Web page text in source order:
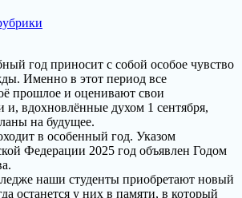
год приносит с собой особое чувство
Именно в этот период все
прошлое и оценивают свои
и, вдохновлённые духом 1 сентября,
на будущее.
в особенный год. Указом
Федерации 2025 год объявлен Годом
наши студенты приобретают новый
останется у них в памяти, в который